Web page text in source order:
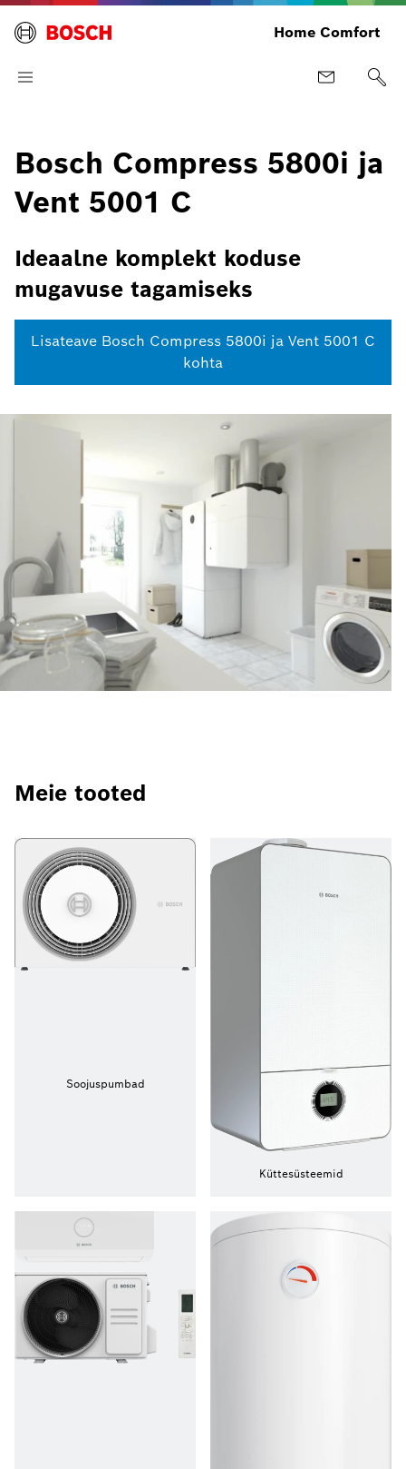
Home Comfort
Bosch Compress 5800i ja
Vent 5001 C
Ideaalne komplekt koduse
mugavuse tagamiseks
Lisateave Bosch Compress 5800i ja Vent 5001 C
kohta
Meie tooted
Soojuspumbad
Küttesüsteemid